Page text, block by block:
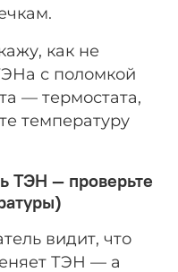
как не
с поломкой
— термостата,
температуру
ТЭН — проверьте
видит, что
ТЭН — а